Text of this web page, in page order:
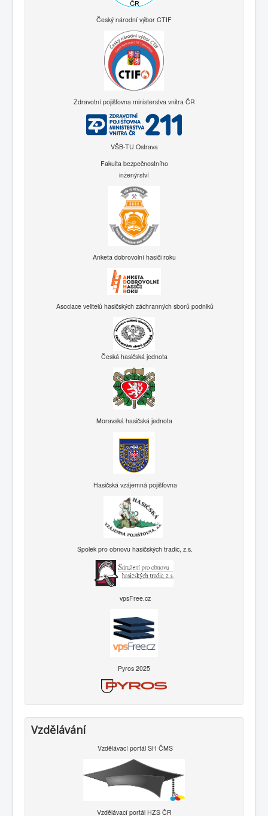
Český národní výbor CTIF
Zdravotní pojišťovna ministerstva vnitra ČR
VŠB-TU Ostrava
Fakulta bezpečnostního
inženýrství
Anketa dobrovolní hasiči roku
Asociace velitelů hasičských záchranných sborů podniků
Česká hasičská jednota
Moravská hasičská jednota
Hasičská vzájemná pojišťovna
Spolek pro obnovu hasičských tradic, z.s.
vpsFree.cz
Pyros 2025
Vzdělávání
Vzdělávací portál SH ČMS
Vzdělávací portál HZS ČR